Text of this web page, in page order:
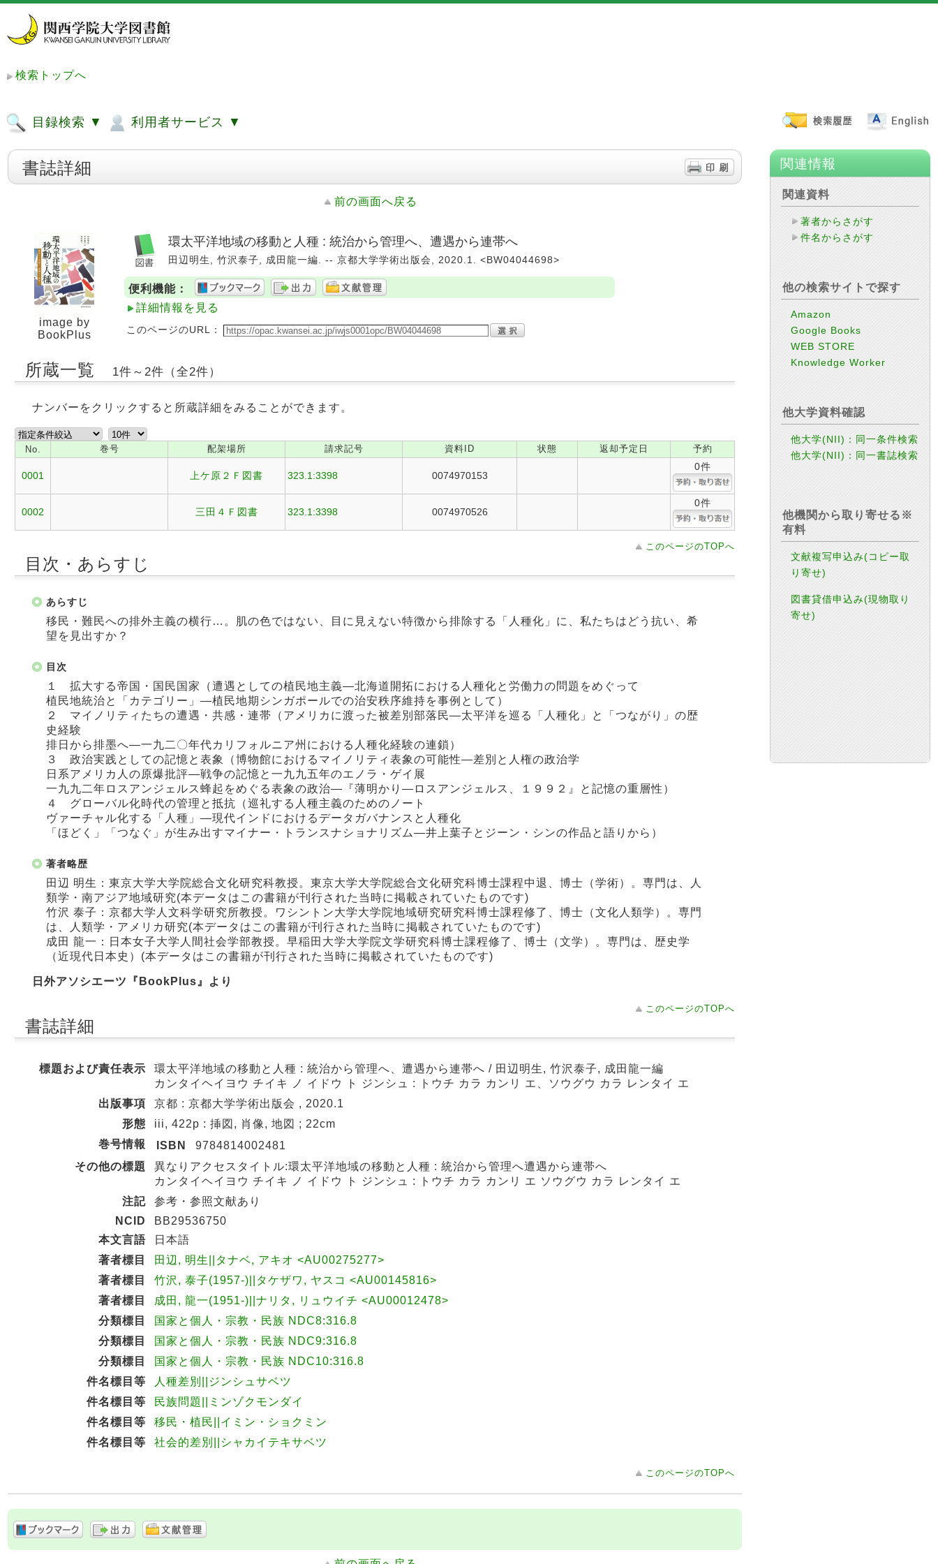
検索トップへ
目録検索 ▼ 利用者サービス ▼
書誌詳細
前の画面へ戻る
image by
BookPlus
環太平洋地域の移動と人種 : 統治から管理へ、遭遇から連帯へ
田辺明生, 竹沢泰子, 成田龍一編. -- 京都大学学術出版会, 2020.1. <BW04044698>
便利機能：
詳細情報を見る
このページのURL：
所蔵一覧 1件～2件（全2件）
ナンバーをクリックすると所蔵詳細をみることができます。
No. 巻号 配架場所 請求記号 資料ID 状態 返却予定日 予約
0001 上ケ原２Ｆ図書 323.1:3398 0074970153
0件
0002 三田４Ｆ図書 323.1:3398 0074970526
0件
このページのTOPへ
目次・あらすじ
あらすじ
移民・難民への排外主義の横行…。肌の色ではない、目に見えない特徴から排除する「人種化」に、私たちはどう抗い、希
望を見出すか？
目次
１ 拡大する帝国・国民国家（遭遇としての植民地主義―北海道開拓における人種化と労働力の問題をめぐって
植民地統治と「カテゴリー」―植民地期シンガポールでの治安秩序維持を事例として）
２ マイノリティたちの遭遇・共感・連帯（アメリカに渡った被差別部落民―太平洋を巡る「人種化」と「つながり」の歴
史経験
排日から排墨へ―一九二〇年代カリフォルニア州における人種化経験の連鎖）
３ 政治実践としての記憶と表象（博物館におけるマイノリティ表象の可能性―差別と人権の政治学
日系アメリカ人の原爆批評―戦争の記憶と一九九五年のエノラ・ゲイ展
一九九二年ロスアンジェルス蜂起をめぐる表象の政治―『薄明かり―ロスアンジェルス、１９９２』と記憶の重層性）
４ グローバル化時代の管理と抵抗（巡礼する人種主義のためのノート
ヴァーチャル化する「人種」―現代インドにおけるデータガバナンスと人種化
「ほどく」「つなぐ」が生み出すマイナー・トランスナショナリズム―井上葉子とジーン・シンの作品と語りから）
著者略歴
田辺 明生：東京大学大学院総合文化研究科教授。東京大学大学院総合文化研究科博士課程中退、博士（学術）。専門は、人
類学・南アジア地域研究(本データはこの書籍が刊行された当時に掲載されていたものです)
竹沢 泰子：京都大学人文科学研究所教授。ワシントン大学大学院地域研究研究科博士課程修了、博士（文化人類学）。専門
は、人類学・アメリカ研究(本データはこの書籍が刊行された当時に掲載されていたものです)
成田 龍一：日本女子大学人間社会学部教授。早稲田大学大学院文学研究科博士課程修了、博士（文学）。専門は、歴史学
（近現代日本史）(本データはこの書籍が刊行された当時に掲載されていたものです)
日外アソシエーツ『BookPlus』より
このページのTOPへ
書誌詳細
標題および責任表示
環太平洋地域の移動と人種 : 統治から管理へ、遭遇から連帯へ / 田辺明生, 竹沢泰子, 成田龍一編
カンタイヘイヨウ チイキ ノ イドウ ト ジンシュ : トウチ カラ カンリ エ、ソウグウ カラ レンタイ エ
出版事項
京都 : 京都大学学術出版会 , 2020.1
形態
iii, 422p : 挿図, 肖像, 地図 ; 22cm
巻号情報
ISBN
9784814002481
その他の標題
異なりアクセスタイトル:環太平洋地域の移動と人種 : 統治から管理へ遭遇から連帯へ
カンタイヘイヨウ チイキ ノ イドウ ト ジンシュ : トウチ カラ カンリ エ ソウグウ カラ レンタイ エ
注記
参考・参照文献あり
NCID
BB29536750
本文言語
日本語
著者標目
田辺, 明生||タナベ, アキオ <AU00275277>
著者標目
竹沢, 泰子(1957-)||タケザワ, ヤスコ <AU00145816>
著者標目
成田, 龍一(1951-)||ナリタ, リュウイチ <AU00012478>
分類標目
国家と個人・宗教・民族 NDC8:316.8
分類標目
国家と個人・宗教・民族 NDC9:316.8
分類標目
国家と個人・宗教・民族 NDC10:316.8
件名標目等
人種差別||ジンシュサベツ
件名標目等
民族問題||ミンゾクモンダイ
件名標目等
移民・植民||イミン・ショクミン
件名標目等
社会的差別||シャカイテキサベツ
このページのTOPへ
関連情報
関連資料
著者からさがす
件名からさがす
他の検索サイトで探す
Amazon
Google Books
WEB STORE
Knowledge Worker
他大学資料確認
他大学(NII)：同一条件検索
他大学(NII)：同一書誌検索
他機関から取り寄せる※
有料
文献複写申込み(コピー取
り寄せ)
図書貸借申込み(現物取り
寄せ)